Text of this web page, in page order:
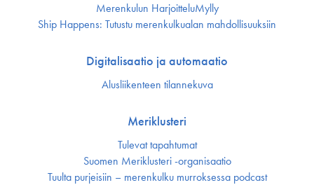
Merenkulun HarjoitteluMylly
Ship Happens: Tutustu merenkulkualan mahdollisuuksiin
Digitalisaatio ja automaatio
Alusliikenteen tilannekuva
Meriklusteri
Tulevat tapahtumat
Suomen Meriklusteri -organisaatio
Tuulta purjeisiin – merenkulku murroksessa podcast